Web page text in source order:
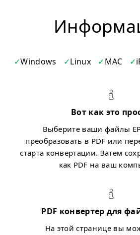
Windows Linux MAC
Вот как это
Выберите ваши файлы
преобразовать в PDF или
старта конвертации. Затем
как PDF на ваш
PDF конвертер для
На этой странице вы